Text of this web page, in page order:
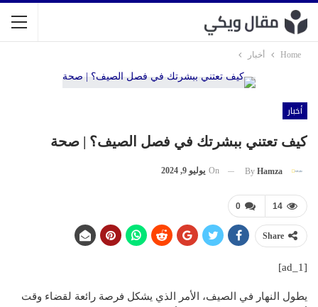
Home أخبار
أخبار
كيف تعتني ببشرتك في فصل الصيف؟ | صحة
By Hamza
On يوليو 9, 2024
0 14
Share
[ad_1]
يطول النهار في الصيف، الأمر الذي يشكل فرصة رائعة لقضاء وقت